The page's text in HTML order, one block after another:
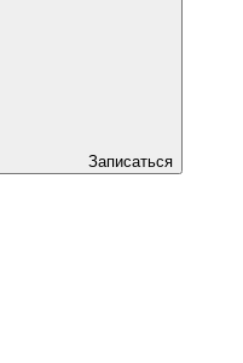
Записаться